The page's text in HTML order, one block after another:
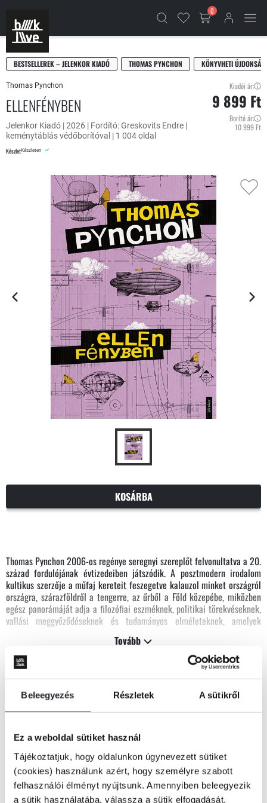
Beleegyezés Részletek A sütikről
Ez a weboldal sütiket használ
Tájékoztatjuk, hogy oldalunkon úgynevezett sütiket
(cookies) használunk azért, hogy személyre szabott
felhasználói élményt nyújtsunk. Amennyiben beleegyezik
a sütik használatába, válassza a sütik elfogadását.
0
BESTSELLEREK – JELENKOR KIADÓ THOMAS PYNCHON KÖNYVHETI
Thomas Pynchon
ELLENFÉNYBEN
Jelenkor Kiadó | 2026 | Fordító: Greskovits Endre |
keménytáblás védőborítóval | 1 004 oldal
KészletKészleten
Kiadói ár:
9 899 Ft
Borító ár:
10 999 Ft
KOSÁRBA
Thomas Pynchon 2006-os regénye seregnyi szereplőt felvonultatva a 20.
század fordulójának évtizedeiben játszódik. A posztmodern irodalom
kultikus szerzője a műfaj kereteit feszegetve kalauzol minket országról
országra, szárazföldről a tengerre, az űrből a Föld közepébe, miközben
egész panorámáját adja a filozófiai eszméknek, politikai törekvéseknek,
vallási meggyőződéseknek és tudományos elméleteknek, amelyek
A különböző szereplők küzdelmeiről, kalandjairól, szenvedélyeiről és
rejtélyes küldetéseiről mesélve Pynchon erőteljes kritikát fogalmaz meg
körül nagy alapossággal, sötét humorral és zabolázhatatlan fantáziával,
mint az identitás, szexualitás, társadalmi egyenlőtlenség vagy a
AzEllenfénybenmúlt és jelen, fikció és valóság, helyszínek és ideák,
műfajok és történetek szórakoztató és végtelenül gazdag labirintusa,
amelyben garantáltan elveszünk – de Pynchon nagyregényében
eltévedni is megéri.
Tovább
KÖNYV ADATAI
VIDEÓK
RÉSZLET A KÖNYVBŐL